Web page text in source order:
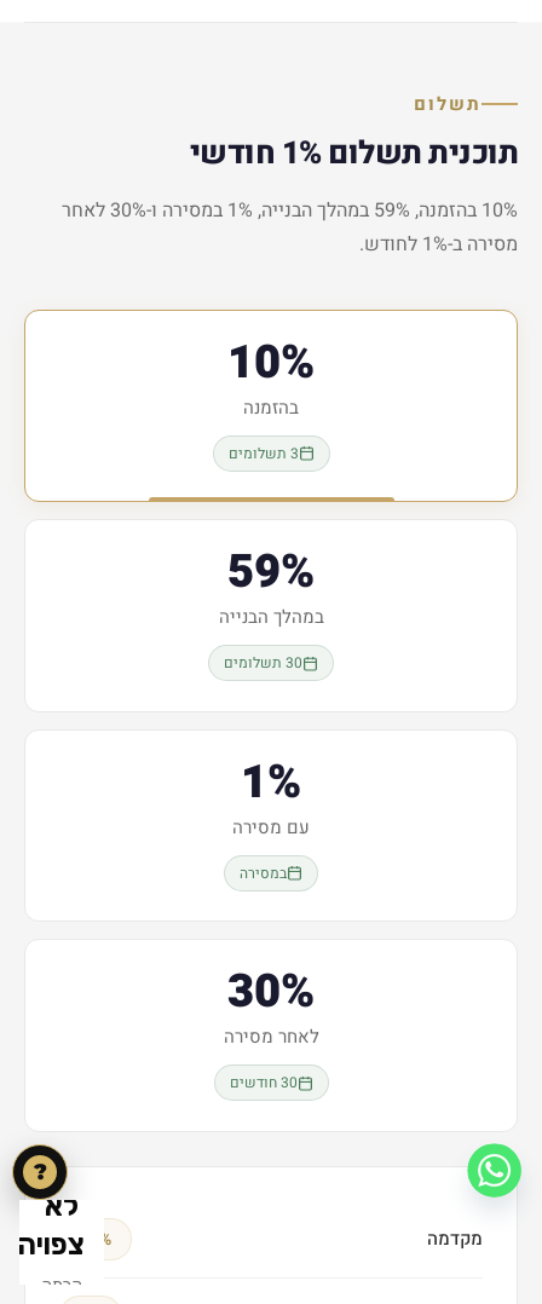
תשלום
תוכנית תשלום 1% חודשי
10% בהזמנה, 59% במהלך הבנייה, 1% במסירה ו-30% לאחר
מסירה ב-1% לחודש.
10%
בהזמנה
3 תשלומים
59%
במהלך הבנייה
30 תשלומים
1%
עם מסירה
במסירה
30%
לאחר מסירה
30 חודשים
מקדמה 10%
?